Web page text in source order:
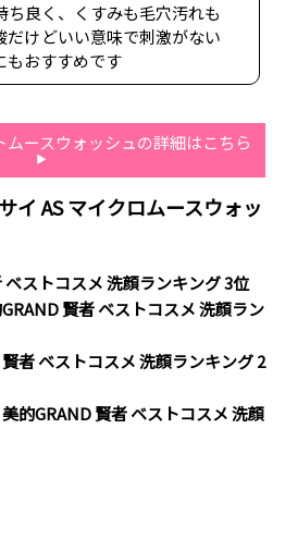
ち良く、くすみも毛穴汚れも
だけどいい意味で刺激がない
もおすすめです
ムースウォッシュの詳細はこちら
イ AS マイクロムースウォッ
ベストコスメ 洗顔ランキング 3位
賢者 ベストコスメ 洗顔ラン
賢者 ベストコスメ 洗顔ランキング 2
的GRAND 賢者 ベストコスメ 洗顔